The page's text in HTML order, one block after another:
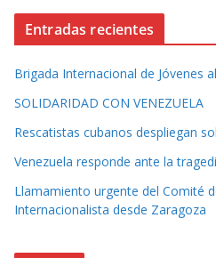
Entradas recientes
Brigada Internacional de Jóvenes
SOLIDARIDAD CON VENEZUELA
Rescatistas cubanos despliegan
Venezuela responde ante la
Llamamiento urgente del Comité
Internacionalista desde Zaragoza